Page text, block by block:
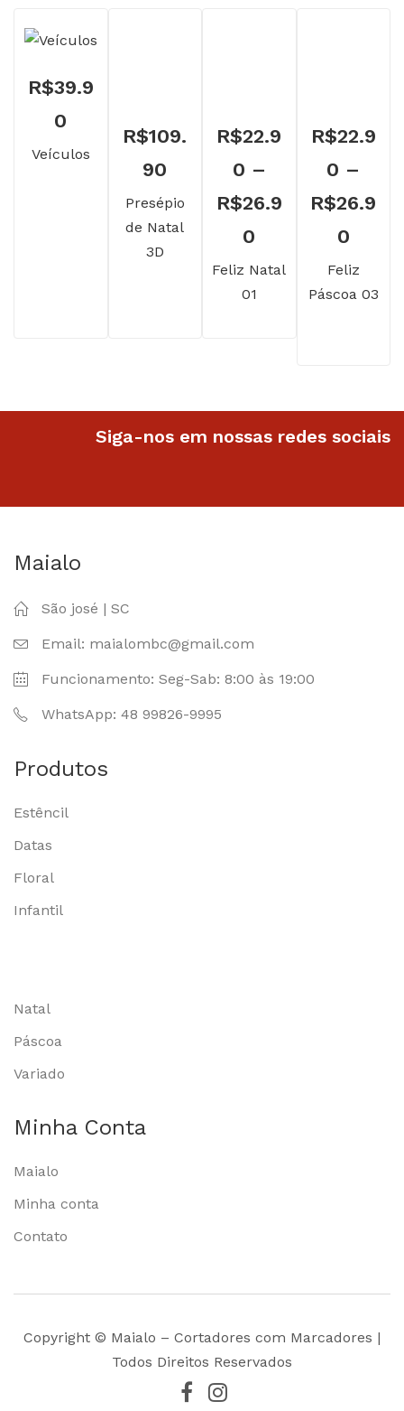
R$39.9
0
Veículos
R$109.
90
Presépio
de Natal
3D
R$22.9
0 –
R$26.9
0
de
preço:
Feliz Natal
01
R$22.9
0 –
R$26.9
0Faixa
de
Feliz
Páscoa 03
Siga-nos em nossas redes sociais
Maialo
São josé | SC
Email: maialombc@gmail.com
Funcionamento: Seg-Sab: 8:00 às 19:00
WhatsApp: 48 99826-9995
Produtos
Estêncil
Datas
Floral
Infantil
Natal
Páscoa
Variado
Minha Conta
Maialo
Minha conta
Contato
Copyright © Maialo – Cortadores com Marcadores |
Todos Direitos Reservados